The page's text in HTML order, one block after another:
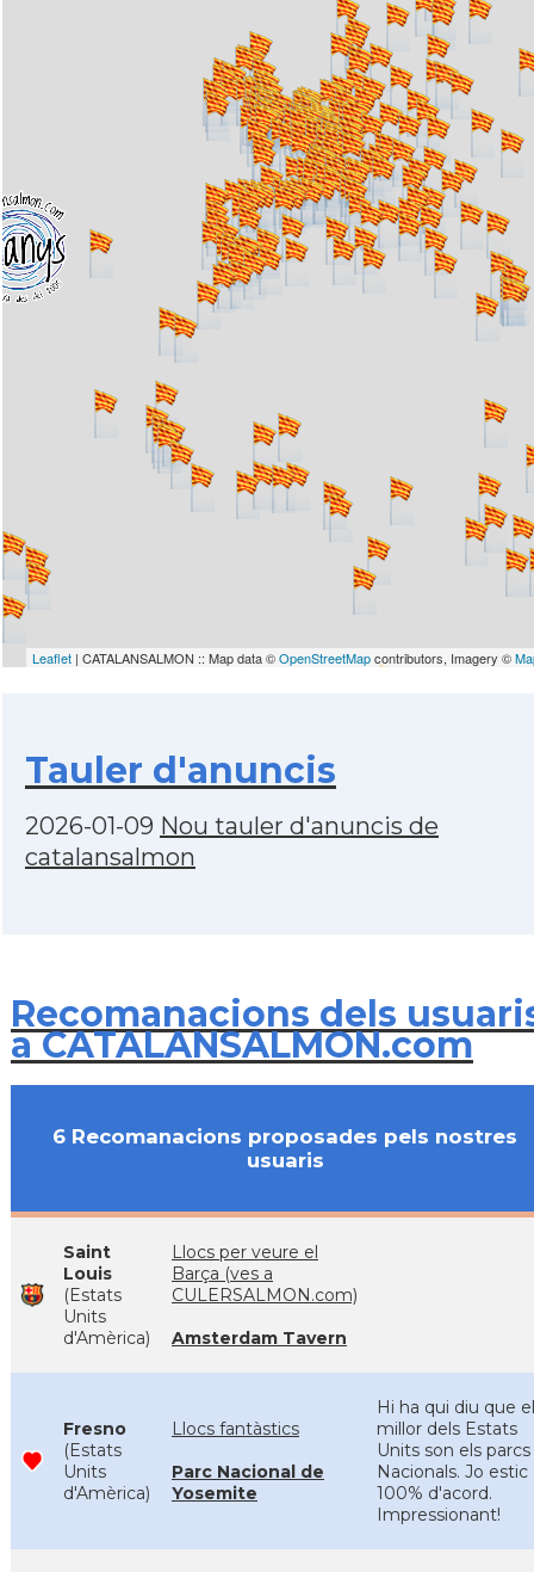
Leaflet | CATALANSALMON :: Map data ©OpenStreetMapcontributors, Imagery ©
Tauler d'anuncis
2026-01-09 Nou tauler d'anuncis de
catalansalmon
Recomanacions dels
a CATALANSALMON.com
6 Recomanacions proposades pels nostres
usuaris
Saint
Louis
(Estats
Units
d'Amèrica)
Llocs per veure el
Barça (ves a
CULERSALMON.com)
Amsterdam Tavern
Fresno
(Estats
Units
d'Amèrica)
Llocs fantàstics
Parc Nacional de
Yosemite
Hi ha qui diu que el
millor dels Estats
Units son els parcs
Nacionals. Jo estic
100% d'acord.
Impressionant!